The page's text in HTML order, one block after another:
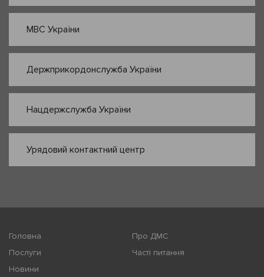
МВС України
Держприкордонслужба України
Нацдержслужба України
Урядовий контактний центр
Головна
Про ДМС
Послуги
Часті питання
Новини